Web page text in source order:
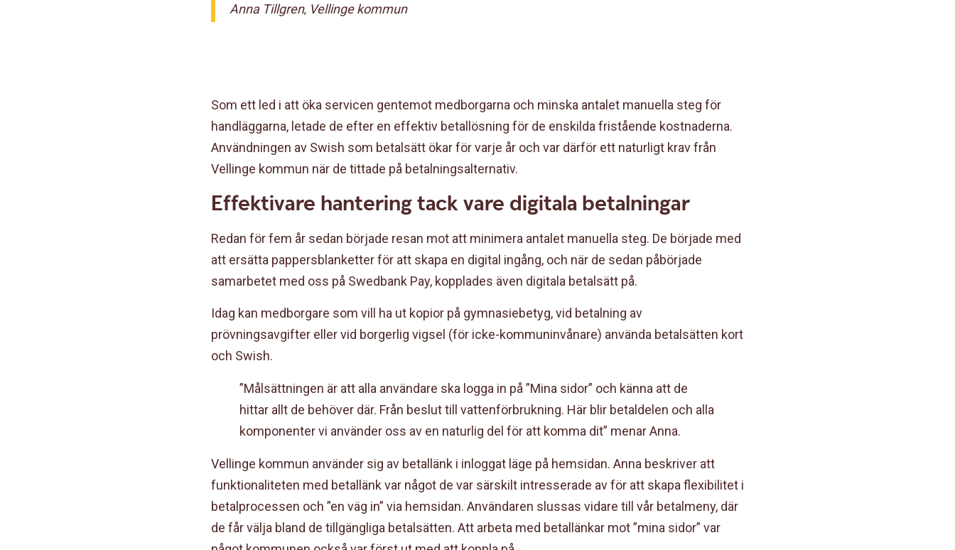
Anna Tillgren, Vellinge kommun
Som ett led i att öka servicen gentemot medborgarna och minska antalet manuella steg för
handläggarna, letade de efter en effektiv betallösning för de enskilda fristående kostnaderna.
Användningen av Swish som betalsätt ökar för varje år och var därför ett naturligt krav från
Vellinge kommun när de tittade på betalningsalternativ.
Effektivare hantering tack vare digitala betalningar
Redan för fem år sedan började resan mot att minimera antalet manuella steg. De började med
att ersätta pappersblanketter för att skapa en digital ingång, och när de sedan påbörjade
samarbetet med oss på Swedbank Pay, kopplades även digitala betalsätt på.
Idag kan medborgare som vill ha ut kopior på gymnasiebetyg, vid betalning av
prövningsavgifter eller vid borgerlig vigsel (för icke-kommuninvånare) använda betalsätten kort
och Swish.
”Målsättningen är att alla användare ska logga in på ”Mina sidor” och känna att de
hittar allt de behöver där. Från beslut till vattenförbrukning. Här blir betaldelen och alla
komponenter vi använder oss av en naturlig del för att komma dit” menar Anna.
Vellinge kommun använder sig av betallänk i inloggat läge på hemsidan. Anna beskriver att
funktionaliteten med betallänk var något de var särskilt intresserade av för att skapa flexibilitet i
betalprocessen och ”en väg in” via hemsidan. Användaren slussas vidare till vår betalmeny, där
de får välja bland de tillgängliga betalsätten. Att arbeta med betallänkar mot ”mina sidor” var